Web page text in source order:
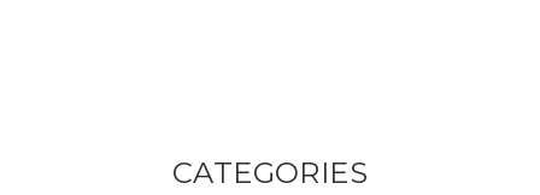
CATEGORIES